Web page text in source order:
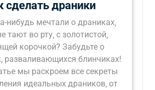
сделать драники
нибудь мечтали о драниках‚
тают во рту‚ с золотистой‚
корочкой? Забудьте о
разваливающихся блинчиках!
мы раскроем все секреты
идеальных драников‚ от